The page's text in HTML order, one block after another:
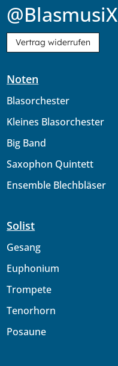
@BlasmusiX
Vertrag widerrufen
Noten
Blasorchester
Kleines Blasorchester
Big Band
Saxophon Quintett
Ensemble Blechbläser
Solist
Gesang
Euphonium
Trompete
Tenorhorn
Posaune